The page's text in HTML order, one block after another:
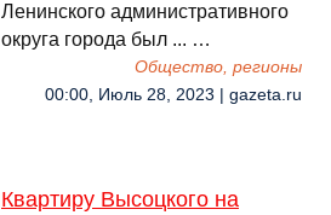
Ленинского административного
округа города был ... …
Общество, регионы
00:00, Июль 28, 2023 | gazeta.ru
Квартиру Высоцкого на